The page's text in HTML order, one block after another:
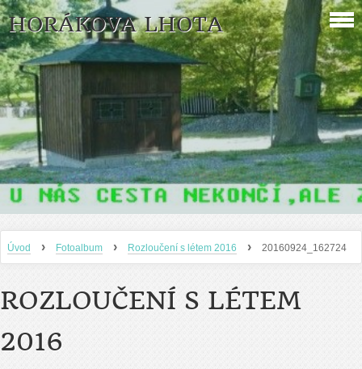
HORÁKOVA LHOTA
Úvod › Fotoalbum › Rozloučení s létem 2016 › 20160924_162724
ROZLOUČENÍ S LÉTEM
2016